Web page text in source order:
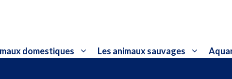
domestiques Les animaux sauvages